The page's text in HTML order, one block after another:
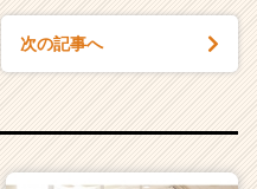
次の記事へ